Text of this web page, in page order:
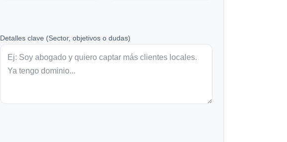
Detalles clave (Sector, objetivos o dudas)